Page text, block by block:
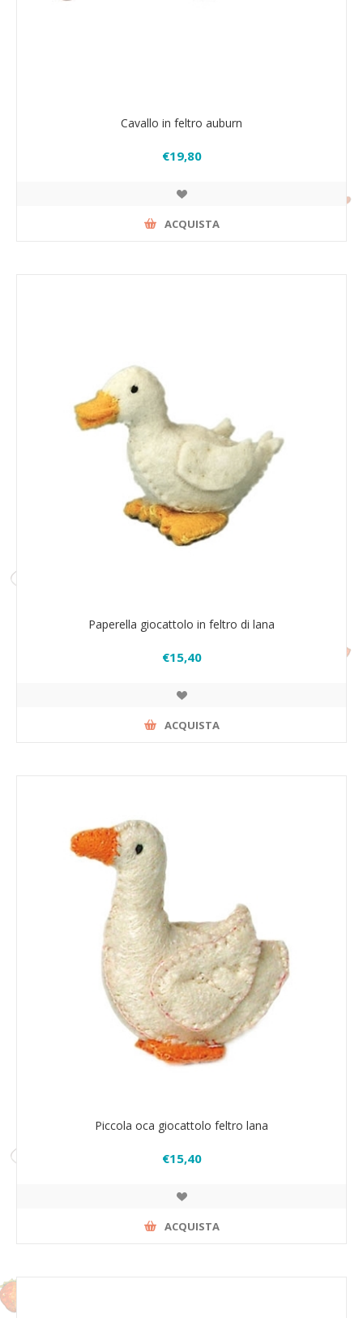
Cavallo in feltro auburn
€19,80
ACQUISTA
Paperella giocattolo in feltro di lana
€15,40
ACQUISTA
Piccola oca giocattolo feltro lana
€15,40
ACQUISTA